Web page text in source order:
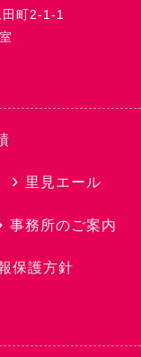
町2-1-1
里見エール
事務所のご案内
保護方針